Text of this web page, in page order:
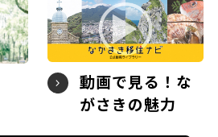
動画で見る！な
がさきの魅力